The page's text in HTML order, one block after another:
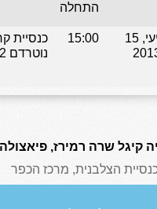
התחלה
יום רביעי, 15
15:00
כנסיית
נוטרדם 2, אבו- גוש
הצלבנית, מרכז הכפר